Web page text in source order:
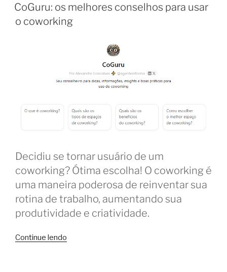
CoGuru: os melhores conselhos para usar
o coworking
Decidiu se tornar usuário de um
coworking? Ótima escolha! O coworking é
uma maneira poderosa de reinventar sua
rotina de trabalho, aumentando sua
produtividade e criatividade.
Continue lendo